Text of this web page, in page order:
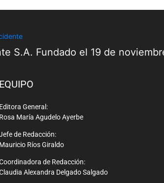
S.A. Fundado el 19 de
EQUIPO
Editora General:
Rosa María Agudelo Ayerbe
de Redacción:
Mauricio Ríos Giraldo
de Redacción:
Alexandra Delgado Salgado